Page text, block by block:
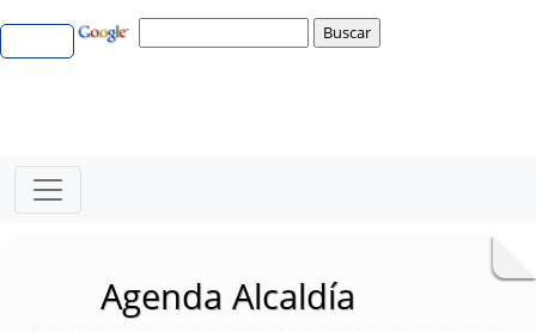
Agenda Alcaldía